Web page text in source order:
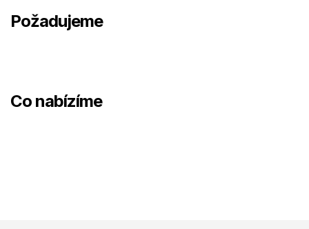
Požadujeme
Co nabízíme